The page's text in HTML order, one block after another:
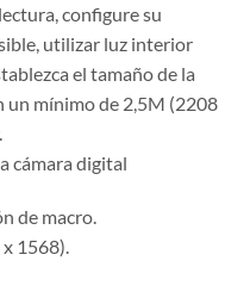
configure su
utilizar luz interior
el tamaño de la
un mínimo de 2,5M (2208
cámara digital
de macro.
1568).